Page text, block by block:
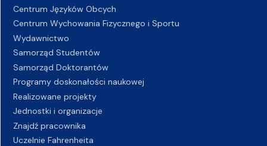
Centrum Języków Obcych
Centrum Wychowania Fizycznego i Sportu
Wydawnictwo
Samorząd Studentów
Samorząd Doktorantów
Programy doskonałości naukowej
Realizowane projekty
Jednostki i organizacje
Znajdź pracownika
Uczelnie Fahrenheita